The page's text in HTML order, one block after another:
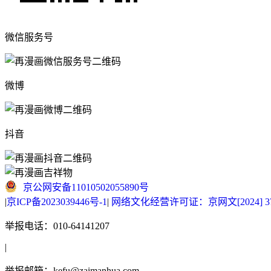
微信服务号
微博
抖音
京公网安备11010502055890号
|京ICP备2023039446号-1 | 网络文化经营许可证：京网文[2024]
举报电话：010-64141207
|